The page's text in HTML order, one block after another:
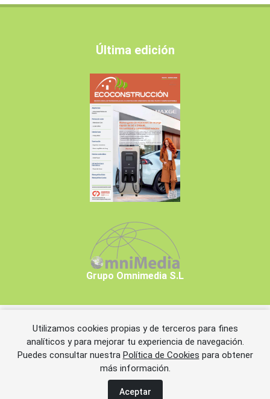
Utilizamos cookies propias y de terceros para fines
analíticos y para mejorar tu experiencia de navegación.
Puedes consultar nuestra Política de Cookies para obtener
más información.
Aceptar
Última edición
Grupo Omnimedia S.L
Copyrights © 2026 Grupo Omnimedia S.L.
Política de privacidad
Política de cookies
Información adicional
Miembros de CEDRO